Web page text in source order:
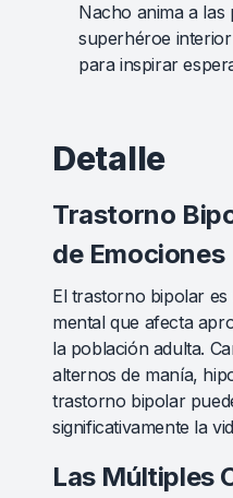
Nacho anima a
superhéroe
para inspirar
Detalle
Trastorno
de Emociones
El trastorno bipolar
mental que afecta
la población adulta.
alternos de manía,
trastorno bipolar
significativamente la
Las Múltiples